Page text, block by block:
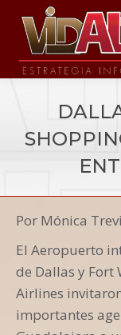
Vida a los Eventos
Por Mónica
El Aeropuerto
de Dallas y Fort
Airlines
importantes